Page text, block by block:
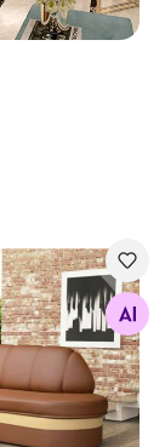
Otsi sarnaseid